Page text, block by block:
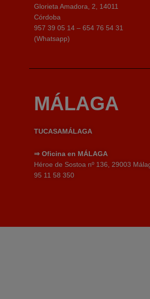
Glorieta Amadora, 2, 14011
Córdoba
957 39 05 14 – 654 76 54 31
(Whatsapp)
MÁLAGA
TUCASAMÁLAGA
⇒ Oficina en MÁLAGA
Héroe de Sostoa nº 136, 29003
95 11 58 350